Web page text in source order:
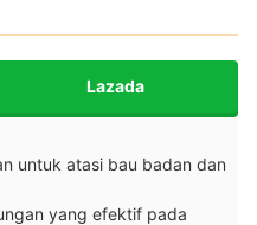
Lazada
untuk atasi bau badan dan
yang efektif pada